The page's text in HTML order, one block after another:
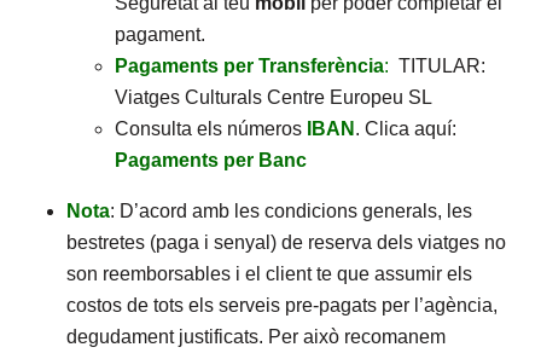
pagament.
Pagaments per Transferència: TITULAR:
Viatges Culturals Centre Europeu SL
Consulta els números
IBAN . Clica aquí:
Pagaments per Banc
Nota: D’acord amb les condicions generals, les
bestretes (paga i senyal) de reserva dels viatges no
son reemborsables i el client te que assumir els
costos de tots els serveis pre-pagats per l’agència,
degudament justificats. Per això recomanem